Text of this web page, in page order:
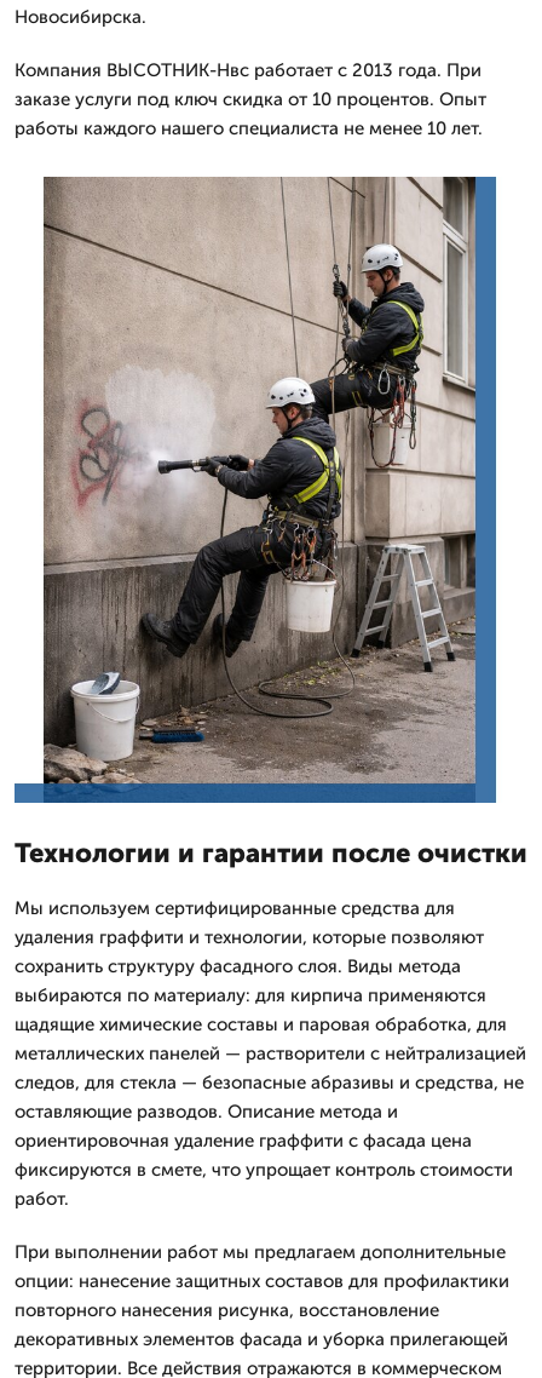
Новосибирска.
Компания ВЫСОТНИК-Нвс работает с 2013 года. При
заказе услуги под ключ скидка от 10 процентов. Опыт
работы каждого нашего специалиста не менее 10 лет.
Технологии и гарантии после очистки
Мы используем сертифицированные средства для
удаления граффити и технологии, которые позволяют
сохранить структуру фасадного слоя. Виды метода
выбираются по материалу: для кирпича применяются
щадящие химические составы и паровая обработка, для
металлических панелей — растворители с нейтрализацией
следов, для стекла — безопасные абразивы и средства, не
оставляющие разводов. Описание метода и
ориентировочная удаление граффити с фасада цена
фиксируются в смете, что упрощает контроль стоимости
работ.
При выполнении работ мы предлагаем дополнительные
опции: нанесение защитных составов для профилактики
повторного нанесения рисунка, восстановление
декоративных элементов фасада и уборка прилегающей
территории. Все действия отражаются в коммерческом